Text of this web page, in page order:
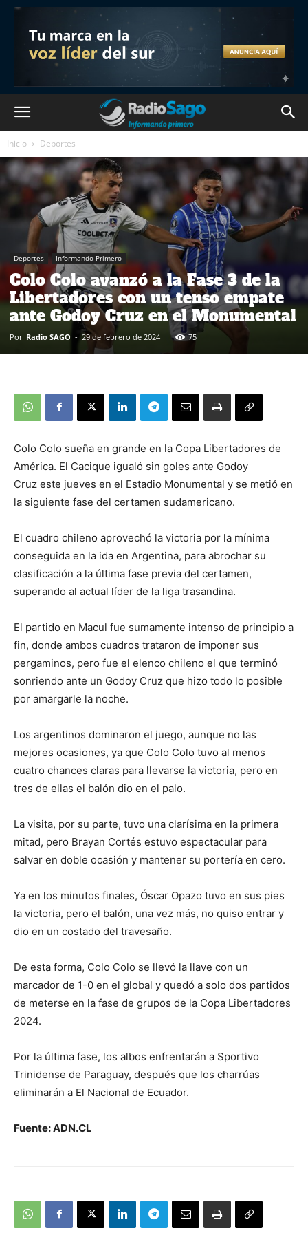
Inicio Deportes
Deportes Informando Primero
Colo Colo avanzó a la Fase 3 de la
Libertadores con un tenso empate
ante Godoy Cruz en el Monumental
Por Radio SAGO - 29 de febrero de 2024 75
Colo Colo sueña en grande en la Copa Libertadores de
América. El Cacique igualó sin goles ante Godoy
Cruz este jueves en el Estadio Monumental y se metió en
la siguiente fase del certamen sudamericano.
El cuadro chileno aprovechó la victoria por la mínima
conseguida en la ida en Argentina, para abrochar su
clasificación a la última fase previa del certamen,
superando al actual líder de la liga trasandina.
El partido en Macul fue sumamente intenso de principio a
fin, donde ambos cuadros trataron de imponer sus
pergaminos, pero fue el elenco chileno el que terminó
sonriendo ante un Godoy Cruz que hizo todo lo posible
por amargarle la noche.
Los argentinos dominaron el juego, aunque no las
mejores ocasiones, ya que Colo Colo tuvo al menos
cuatro chances claras para llevarse la victoria, pero en
tres de ellas el balón dio en el palo.
La visita, por su parte, tuvo una clarísima en la primera
mitad, pero Brayan Cortés estuvo espectacular para
salvar en doble ocasión y mantener su portería en cero.
Ya en los minutos finales, Óscar Opazo tuvo en sus pies
la victoria, pero el balón, una vez más, no quiso entrar y
dio en un costado del travesaño.
De esta forma, Colo Colo se llevó la llave con un
marcador de 1-0 en el global y quedó a solo dos partidos
de meterse en la fase de grupos de la Copa Libertadores
2024.
Por la última fase, los albos enfrentarán a Sportivo
Trinidense de Paraguay, después que los charrúas
eliminarán a El Nacional de Ecuador.
Fuente: ADN.CL